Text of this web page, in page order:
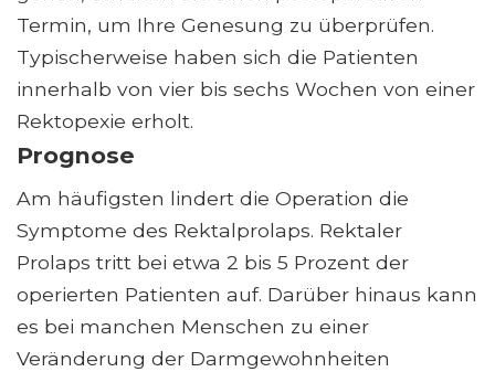
Termin, um Ihre Genesung zu überprüfen.
Typischerweise haben sich die Patienten
innerhalb von vier bis sechs Wochen von einer
Rektopexie erholt.
Prognose
Am häufigsten lindert die Operation die
Symptome des Rektalprolaps. Rektaler
Prolaps tritt bei etwa 2 bis 5 Prozent der
operierten Patienten auf. Darüber hinaus kann
es bei manchen Menschen zu einer
Veränderung der Darmgewohnheiten